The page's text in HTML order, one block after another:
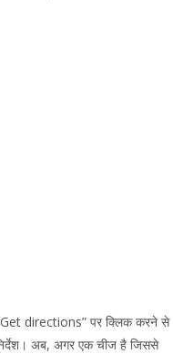
directions” पर क्लिक करने से
अब, अगर एक चीज है जिससे